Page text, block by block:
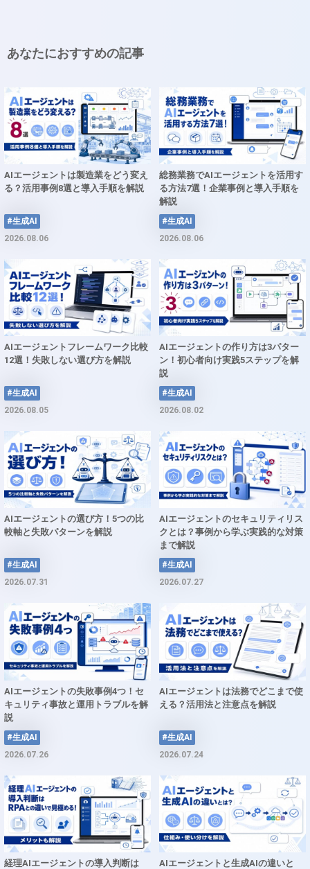
あなたにおすすめの記事
AIエージェントは製造業をどう変え
る？活用事例8選と導入手順を解説
#生成AI
2026.08.06
総務業務でAIエージェントを活用す
る方法7選！企業事例と導入手順を
解説
#生成AI
2026.08.06
AIエージェントフレームワーク比較
12選！失敗しない選び方を解説
#生成AI
2026.08.05
AIエージェントの作り方は3パター
ン！初心者向け実践5ステップを解
説
#生成AI
2026.08.02
AIエージェントの選び方！5つの比
較軸と失敗パターンを解説
#生成AI
2026.07.31
AIエージェントのセキュリティリス
クとは？事例から学ぶ実践的な対策
まで解説
#生成AI
2026.07.27
AIエージェントの失敗事例4つ！セ
キュリティ事故と運用トラブルを解
説
#生成AI
2026.07.26
AIエージェントは法務でどこまで使
える？活用法と注意点を解説
#生成AI
2026.07.24
経理AIエージェントの導入判断は
AIエージェントと生成AIの違いと